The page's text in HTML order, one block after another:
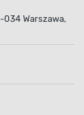
034 Warszawa,